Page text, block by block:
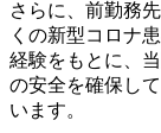
さらに、前勤務
くの新型コロナ
経験をもとに、
の安全を確保し
います。